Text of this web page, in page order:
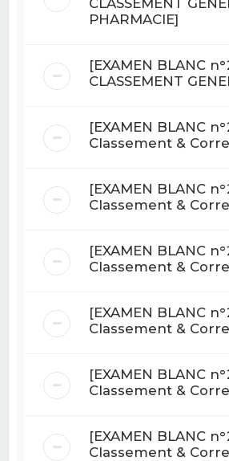
PHARMACIE]
[EXAMEN BLANC
CLASSEMENT
[EXAMEN BLANC
Classement &
[EXAMEN BLANC
Classement &
[EXAMEN BLANC
Classement &
[EXAMEN BLANC
Classement &
[EXAMEN BLANC
Classement &
[EXAMEN BLANC
Classement &